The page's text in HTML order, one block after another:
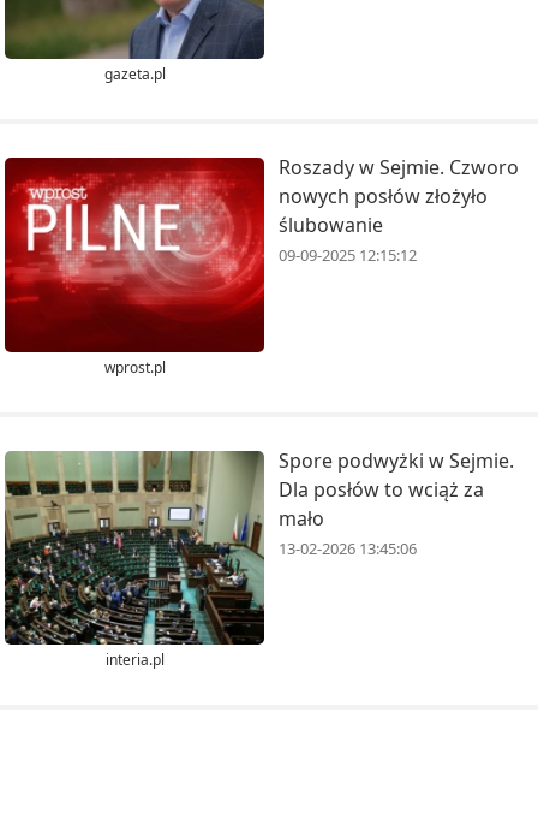
gazeta.pl
wprost.pl
Roszady w Sejmie. Czworo
nowych posłów złożyło
ślubowanie
09-09-2025 12:15:12
interia.pl
Spore podwyżki w Sejmie.
Dla posłów to wciąż za
mało
13-02-2026 13:45:06